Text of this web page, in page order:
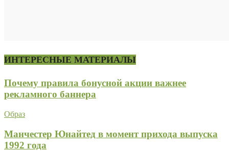
ИНТЕРЕСНЫЕ МАТЕРИАЛЫ
Почему правила бонусной акции важнее
рекламного баннера
Образ
Манчестер Юнайтед в момент прихода выпуска
1992 года